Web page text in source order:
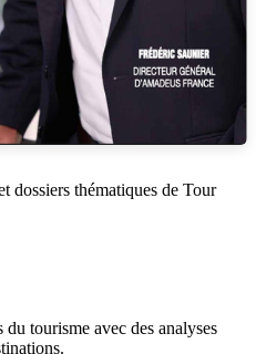
dossiers thématiques de Tour
tourisme avec des analyses